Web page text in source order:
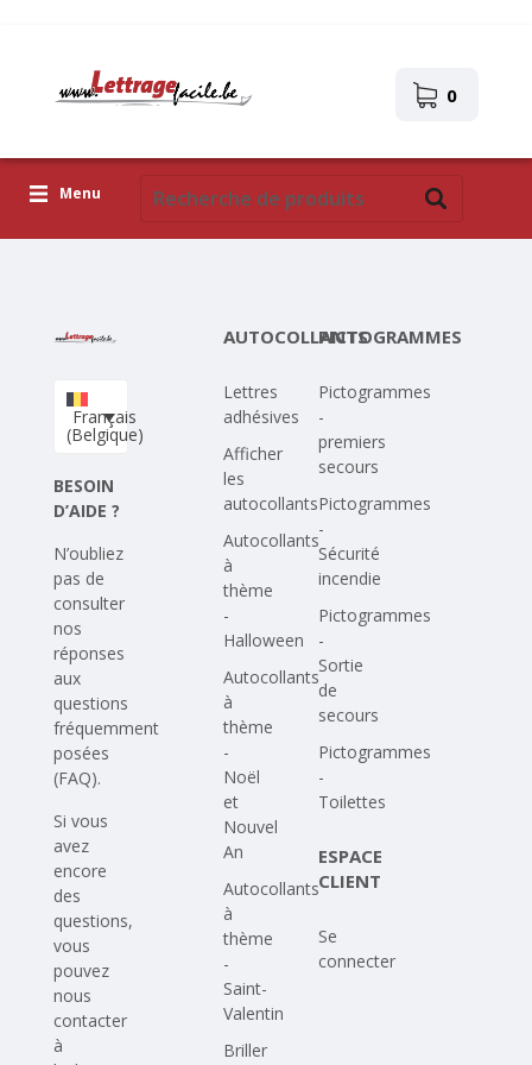
0
Menu
Téléchargez votre propre conception
Corona Covid-19
Français
(Belgique)
BESOIN
D’AIDE ?
N’oubliez
pas de
consulter
nos
réponses
aux
questions
fréquemment
posées
(FAQ).
Si vous
avez
encore
des
questions,
vous
pouvez
nous
contacter
à
AUTOCOLLANTS
Lettres
adhésives
Afficher
les
autocollants
Autocollants
à
thème
-
Halloween
Autocollants
à
thème
-
Noël
et
Nouvel
An
Autocollants
à
thème
-
Saint-
Valentin
Briller
PICTOGRAMMES
Pictogrammes
-
premiers
secours
Pictogrammes
-
Sécurité
incendie
Pictogrammes
-
Sortie
de
secours
Pictogrammes
-
Toilettes
ESPACE
CLIENT
Se
connecter